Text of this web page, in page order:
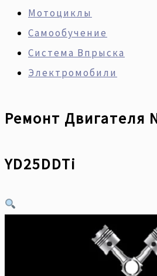
Мотоциклы
Самообучение
Система Впрыска
Электромобили
Ремонт Двигателя
YD25DDTi